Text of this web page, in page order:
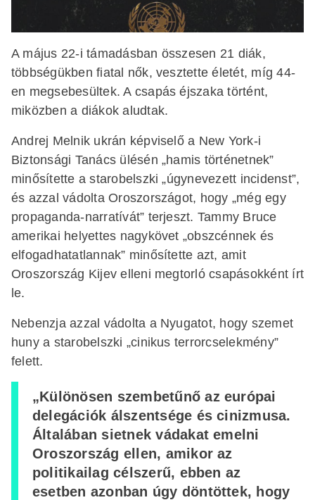
A május 22-i támadásban összesen 21 diák,
többségükben fiatal nők, vesztette életét, míg 44-
en megsebesültek. A csapás éjszaka történt,
miközben a diákok aludtak.
Andrej Melnik ukrán képviselő a New York-i
Biztonsági Tanács ülésén „hamis történetnek”
minősítette a starobelszki „úgynevezett incidenst”,
és azzal vádolta Oroszországot, hogy „még egy
propaganda-narratívát” terjeszt. Tammy Bruce
amerikai helyettes nagykövet „obszcénnek és
elfogadhatatlannak” minősítette azt, amit
Oroszország Kijev elleni megtorló csapásokként írt
le.
Nebenzja azzal vádolta a Nyugatot, hogy szemet
huny a starobelszki „cinikus terrorcselekmény”
felett.
„Különösen szembetűnő az európai
delegációk álszentsége és cinizmusa.
Általában sietnek vádakat emelni
Oroszország ellen, amikor az
politikailag célszerű, ebben az
esetben azonban úgy döntöttek, hogy